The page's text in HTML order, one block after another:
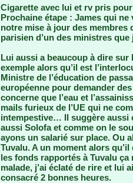
Cigarette avec lui et rv pris
Prochaine étape : James qui
notre mise à jour des membres
parisien d’un des ministres que
Lui aussi a beaucoup à dire
exemple alors qu’il est
Ministre de l’éducation de
européenne pour demander
concerne que l’eau et
mails furieux de l’UE qui ne
intempestive… Il suggère aussi
aussi Solofa et comme on le
ayons un salarié sur place. Ou
Tuvalu. A un moment alors
les fonds rapportés à Tuvalu
malade, j’ai éclaté de rire et lui
consacré 2 bonnes heures.